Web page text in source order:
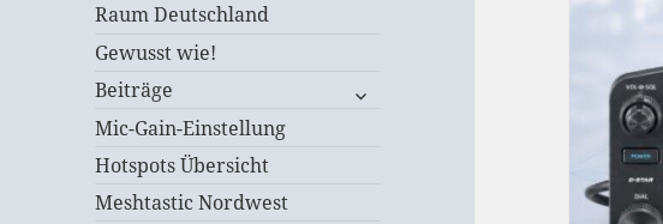
Raum Deutschland
Gewusst wie!
Beiträge
untermenü
Mic-Gain-Einstellung
Hotspots Übersicht
Meshtastic Nordwest